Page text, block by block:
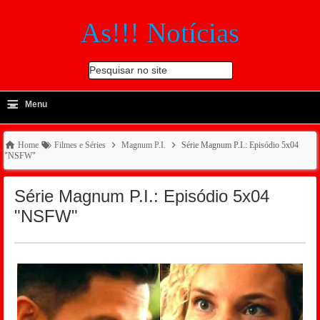
As!!! Notícias
Pesquisar no site
-
≡ Menu
Home Filmes e Séries Magnum P.I.
Série Magnum P.I.: Episódio 5x04
"NSFW"
Série Magnum P.I.: Episódio 5x04
"NSFW"